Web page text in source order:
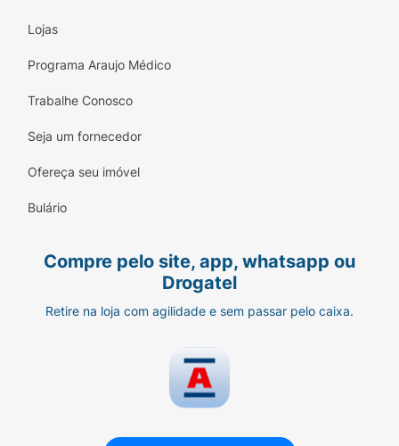
Lojas
Programa Araujo Médico
Trabalhe Conosco
Seja um fornecedor
Ofereça seu imóvel
Bulário
Compre pelo site, app, whatsapp ou
Drogatel
Retire na loja com agilidade e sem passar pelo caixa.